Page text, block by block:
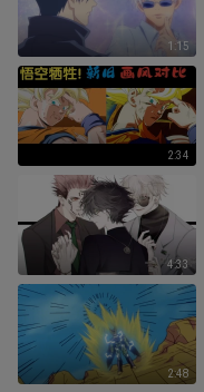
1:15
2:34
4:33
2:48